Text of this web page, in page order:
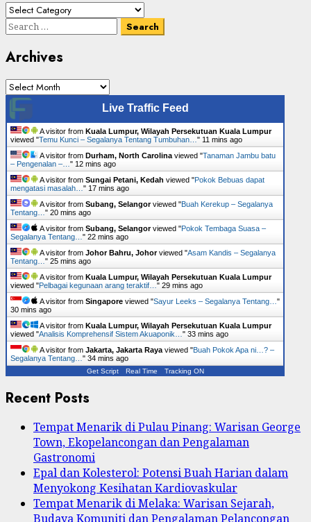
Cari
Senarai
Search
Archives
Archives
Live Traffic Feed
A visitor from Kuala Lumpur, Wilayah Persekutuan Kuala Lumpur
viewed "Temu Kunci – Segalanya Tentang Tumbuhan… " 11 mins ago
A visitor from Durham, North Carolina viewed "Tanaman Jambu batu
– Pengenalan –… " 12 mins ago
A visitor from Sungai Petani, Kedah viewed "Pokok Bebuas dapat
mengatasi masalah… " 17 mins ago
A visitor from Subang, Selangorviewed "Buah Kerekup – Segalanya
Tentang… " 20 mins ago
A visitor from Subang, Selangorviewed "Pokok Tembaga Suasa –
Segalanya Tentang… " 22 mins ago
A visitor from Johor Bahru, Johorviewed "Asam Kandis – Segalanya
Tentang… " 25 mins ago
A visitor from Kuala Lumpur, Wilayah Persekutuan Kuala Lumpur
viewed "Pelbagai kegunaan arang teraktif… " 29 mins ago
A visitor from Singapore viewed "Sayur Leeks – Segalanya Tentang… "
30 mins ago
A visitor from Kuala Lumpur, Wilayah Persekutuan Kuala Lumpur
viewed "Analisis Komprehensif Sistem Akuaponik… " 33 mins ago
A visitor from Jakarta, Jakarta Raya viewed "Buah Pokok Apa ni…? –
Segalanya Tentang… " 34 mins ago
Get Script Real Time Tracking ON
Recent Posts
Tempat Menarik di Pulau Pinang: Warisan George
Town, Ekopelancongan dan Pengalaman
Gastronomi
Epal dan Kolesterol: Potensi Buah Harian dalam
Menyokong Kesihatan Kardiovaskular
Tempat Menarik di Melaka: Warisan Sejarah,
Budaya Komuniti dan Pengalaman Pelancongan